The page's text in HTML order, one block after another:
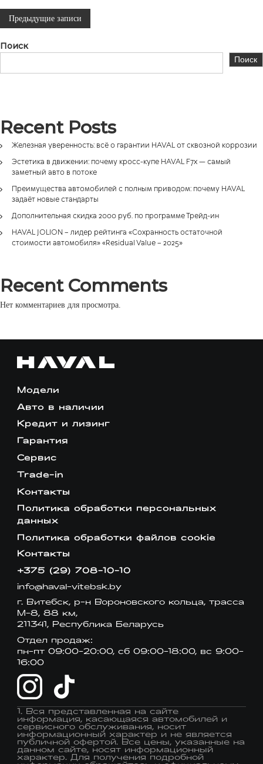
Н
а
в
г
а
я
о
з
а
Предыдущие записи
Поиск
Поиск
Recent Posts
Железная уверенность: всё о гарантии HAVAL от сквозной коррозии
Эстетика в движении: почему кросс-купе HAVAL F7x — самый
заметный авто в потоке
Преимущества автомобилей с полным приводом: почему HAVAL
задаёт новые стандарты
Дополнительная скидка 2000 руб. по программе Трейд-ин
HAVAL JOLION – лидер рейтинга «Сохранность остаточной
стоимости автомобиля» «Residual Value – 2025»
Recent Comments
Нет комментариев для просмотра.
Модели
Авто в наличии
Кредит и лизинг
Гарантия
Сервис
Trade-in
Контакты
Политика обработки персональных
данных
Политика обработки файлов cookie
Контакты
+375 (29) 708-10-10
info@haval-vitebsk.by
г. Витебск, р-н Вороновского кольца, трасса
М-8, 88 км,
211341, Республика Беларусь
Отдел продаж:
пн-пт 09:00-20:00, сб 09:00-18:00, вс 9:00-
16:00
1. Вся представленная на сайте
информация, касающаяся автомобилей и
сервисного обслуживания, носит
информационный характер и не является
публичной офертой. Все цены, указанные на
данном сайте, носят информационный
характер. Для получения подробной